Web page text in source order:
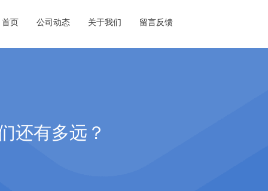
首页 公司动态 关于我们 留言反馈
还有多远？